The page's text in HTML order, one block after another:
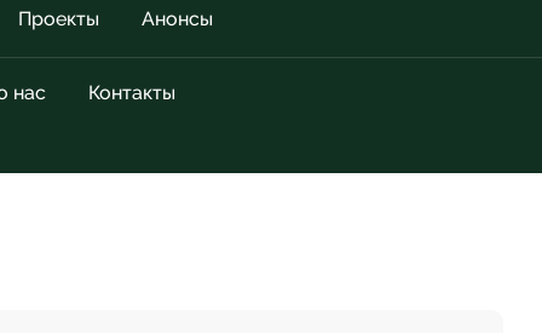
Проекты Анонсы
нас Контакты